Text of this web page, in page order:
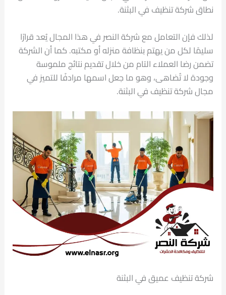
نطاق شركة تنظيف في البثنة.
لذلك فإن التعامل مع شركة النصر في هذا المجال يُعد قرارًا
سليمًا لكل من يهتم بنظافة منزله أو مكتبه. كما أن الشركة
تضمن رضا العملاء التام من خلال تقديم نتائج ملموسة
وجودة لا تُضاهى، وهو ما جعل اسمها مرادفًا للتميز في
مجال شركة تنظيف في البثنة.
شركة تنظيف عميق في البثنة